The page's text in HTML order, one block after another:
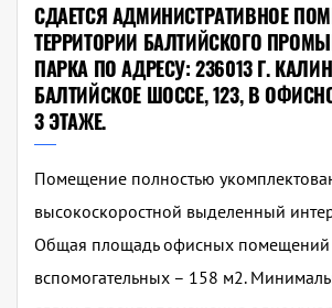
СДАЕТСЯ АДМИНИСТРАТИВНОЕ
ТЕРРИТОРИИ БАЛТИЙСКОГО
ПАРКА ПО АДРЕСУ: 236013 Г.
БАЛТИЙСКОЕ ШОССЕ, 123, В
3 ЭТАЖЕ.
Помещение полностью
высокоскоростной выделенный
Общая площадь офисных помещений
вспомогательных – 158 м2.